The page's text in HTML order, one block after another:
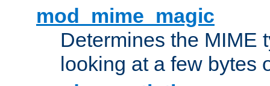
mod_mime_magic
Determines the MIME
looking at a few bytes